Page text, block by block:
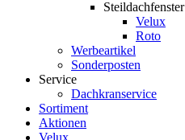
Steildachfenster
Velux
Roto
Werbeartikel
Sonderposten
Service
Dachkranservice
Sortiment
Aktionen
Velux